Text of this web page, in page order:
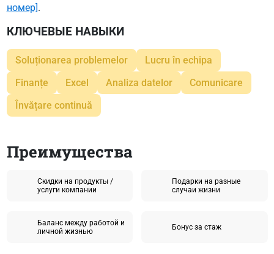
номер].
КЛЮЧЕВЫЕ НАВЫКИ
Soluționarea problemelor
Lucru în echipa
Finanțe
Excel Analiza datelor
Comunicare
Învățare continuă
Преимущества
Скидки на продукты /
услуги компании
Подарки на разные
случаи жизни
Баланс между работой и
личной жизнью
Бонус за стаж